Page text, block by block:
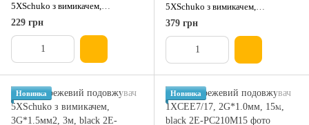
5XSchuko з вимикачем,
3G*1.5мм, 1.5м, white
229 грн
5XSchuko з вимикачем,
3G*1.5мм2, 3м, white
379 грн
Новинка Новинка